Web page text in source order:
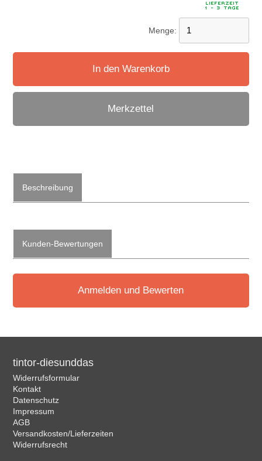
Menge:
In den Warenkorb
Merkzettel
Beschreibung
Kunden-Bewertungen
Anmelden und Bewerten
tintor-diesunddas
Widerrufsformular
Kontakt
Datenschutz
Impressum
AGB
Versandkosten/Lieferzeiten
Widerrufsrecht